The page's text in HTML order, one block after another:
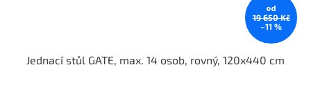
od
19 650 Kč
–11 %
Jednací stůl GATE, max. 14 osob, rovný, 120x440 cm